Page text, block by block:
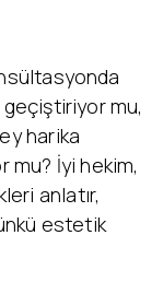
geçiştiriyor mu,
harika
mu? İyi hekim,
anlatır,
estetik